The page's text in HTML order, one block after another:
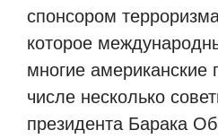
спонсором
которое
многие американские
числе несколько
президента Барака